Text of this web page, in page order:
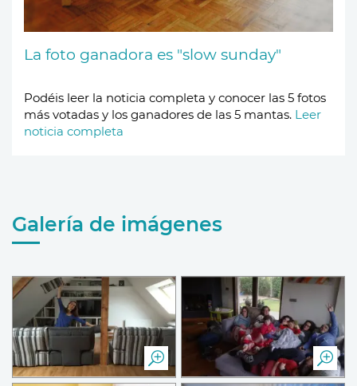
La foto ganadora es "slow sunday"
Podéis leer la noticia completa y conocer las 5 fotos
más votadas y los ganadores de las 5 mantas. Leer
noticia completa
Galería de imágenes